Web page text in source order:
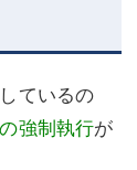
ているの
強制執行が